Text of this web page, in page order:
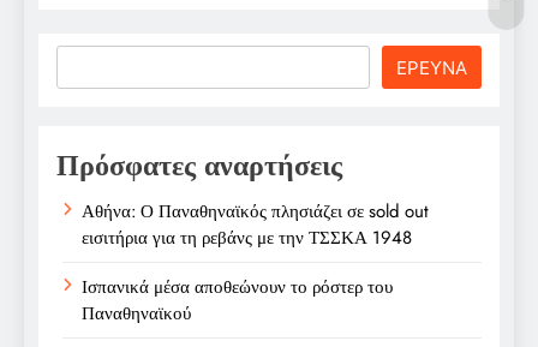
ΕΡΕΥΝΑ
Πρόσφατες αναρτήσεις
Αθήνα: Ο Παναθηναϊκός πλησιάζει σε sold out
εισιτήρια για τη ρεβάνς με την ΤΣΣΚΑ 1948
Ισπανικά μέσα αποθεώνουν το ρόστερ του
Παναθηναϊκού